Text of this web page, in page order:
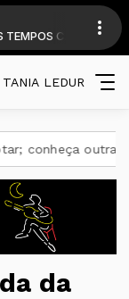
diariamente
Be Blue BA26 ROCK
TANIA LEDUR
outras funções
da